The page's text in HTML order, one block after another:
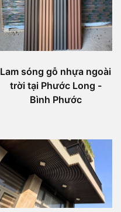
Lam sóng gỗ nhựa ngoài
trời tại Phước Long -
Bình Phước